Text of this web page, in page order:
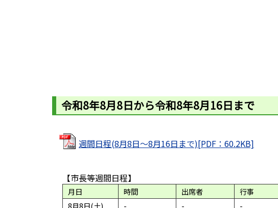
令和8年8月8日から令和8年8月16日まで
週間日程(8月8日～8月16日まで)[PDF：60.2KB]
【市長等週間日程】
月日 時間 出席者 行事
8月8日(土)
- - -